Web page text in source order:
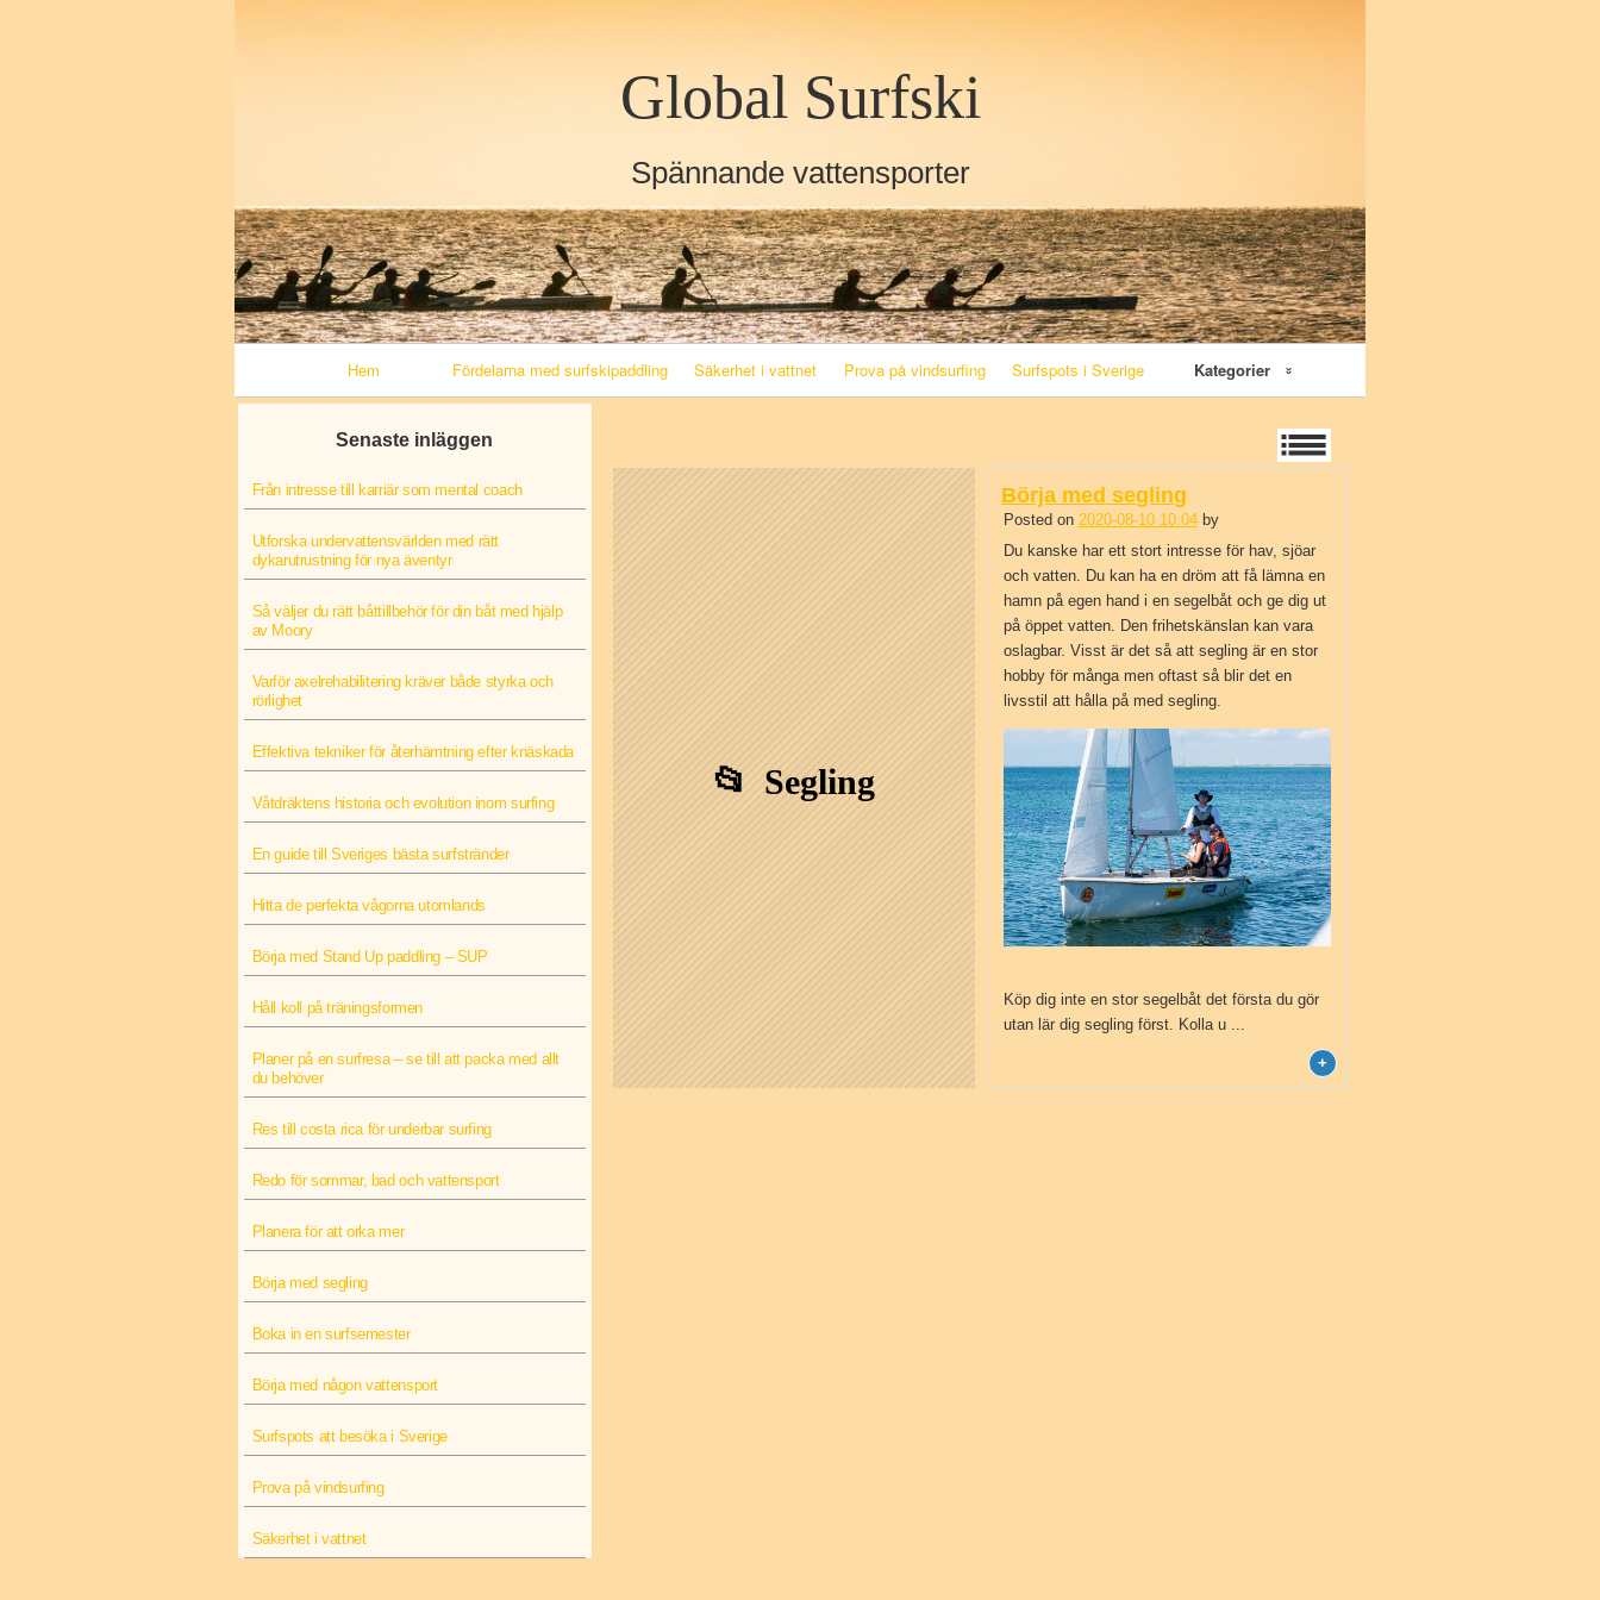
Global Surfski
Spännande vattensporter
Primary Navigation
Hem Fördelarna med surfskipaddling Säkerhet i vattnet Prova på vindsurfing Surfspots i Sverige Kategorier
Kitesurfing
Vindsurfing
Segling
SUP
Tips
Segling
Börja med segling
Posted on 2020-08-10 10:04 byAngela Nilsson
Du kanske har ett stort intresse för hav, sjöar
och vatten. Du kan ha en dröm att få lämna en
hamn på egen hand i en segelbåt och ge dig ut
på öppet vatten. Den frihetskänslan kan vara
oslagbar. Visst är det så att segling är en stor
hobby för många men oftast så blir det en
livsstil att hålla på med segling.
Köp dig inte en stor segelbåt det första du gör
utan lär dig segling först. Kolla u ...
Senaste inläggen
Från intresse till karriär som mental coach
Utforska undervattensvärlden med rätt
dykarutrustning för nya äventyr
Så väljer du rätt båttillbehör för din båt med hjälp
av Moory
Varför axelrehabilitering kräver både styrka och
rörlighet
Effektiva tekniker för återhämtning efter knäskada
Våtdräktens historia och evolution inom surfing
En guide till Sveriges bästa surfstränder
Hitta de perfekta vågorna utomlands
Börja med Stand Up paddling – SUP
Håll koll på träningsformen
Planer på en surfresa – se till att packa med allt
du behöver
Res till costa rica för underbar surfing
Redo för sommar, bad och vattensport
Planera för att orka mer
Börja med segling
Boka in en surfsemester
Börja med någon vattensport
Surfspots att besöka i Sverige
Prova på vindsurfing
Säkerhet i vattnet